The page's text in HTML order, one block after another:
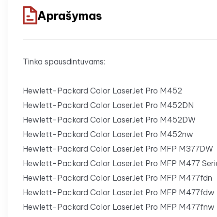
Aprašymas
Tinka spausdintuvams:
Hewlett-Packard Color LaserJet Pro M452
Hewlett-Packard Color LaserJet Pro M452DN
Hewlett-Packard Color LaserJet Pro M452DW
Hewlett-Packard Color LaserJet Pro M452nw
Hewlett-Packard Color LaserJet Pro MFP M377DW
Hewlett-Packard Color LaserJet Pro MFP M477
Hewlett-Packard Color LaserJet Pro MFP M477fdn
Hewlett-Packard Color LaserJet Pro MFP M477fdw
Hewlett-Packard Color LaserJet Pro MFP M477fnw